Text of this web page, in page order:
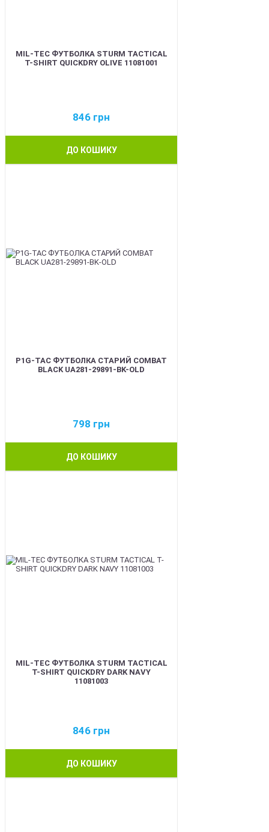
MIL-TEC ФУТБОЛКА STURM TACTICAL
T-SHIRT QUICKDRY OLIVE 11081001
846 грн
ДО КОШИКУ
P1G-TAC ФУТБОЛКА СТАРИЙ COMBAT
BLACK UA281-29891-BK-OLD
798 грн
ДО КОШИКУ
MIL-TEC ФУТБОЛКА STURM TACTICAL
T-SHIRT QUICKDRY DARK NAVY
11081003
846 грн
ДО КОШИКУ